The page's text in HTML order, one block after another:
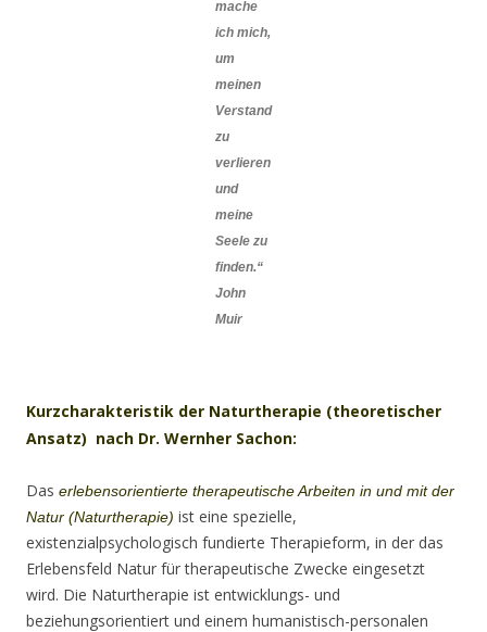
mache
ich mich,
um
meinen
Verstand
zu
verlieren
und
meine
Seele zu
finden.“
John
Muir
Kurzcharakteristik der Naturtherapie (theoretischer
Ansatz) nach Dr. Wernher Sachon:
Das erlebensorientierte therapeutische Arbeiten in und mit der
Natur (Naturtherapie) ist eine spezielle,
existenzialpsychologisch fundierte Therapieform, in der das
Erlebensfeld Natur für therapeutische Zwecke eingesetzt
wird. Die Naturtherapie ist entwicklungs- und
beziehungsorientiert und einem humanistisch-personalen